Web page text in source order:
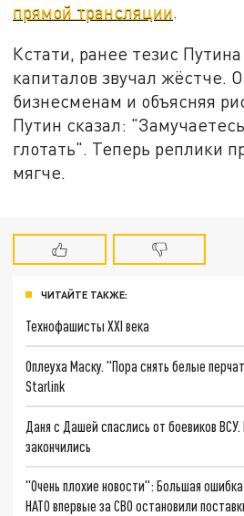
прямой трансляции.
Кстати, ранее тезис
капиталов звучал жёстче.
бизнесменам и объясняя
Путин сказал:
глотать". Теперь реплики
мягче.
ЧИТАЙТЕ ТАКЖЕ:
Технофашисты XXI века
Оплеуха Маску. "Пора снять белые
Starlink
Даня с Дашей спаслись от боевиков
закончились
"Очень плохие новости": Большая
НАТО впервые за СВО остановили